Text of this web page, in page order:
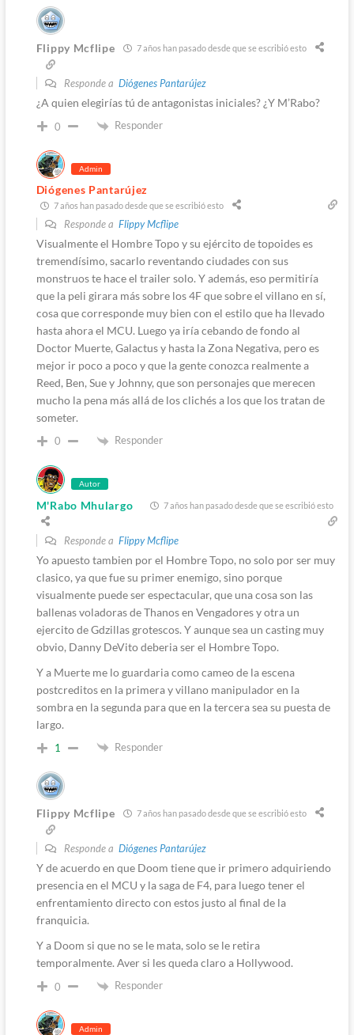
Flippy Mcflipe 7 años han pasado desde que se escribió esto
Responde a Diógenes Pantarújez
¿A quien elegirías tú de antagonistas iniciales? ¿Y M’Rabo?
0 Responder
Admin
Diógenes Pantarújez
7 años han pasado desde que se escribió esto
Responde a Flippy Mcflipe
Visualmente el Hombre Topo y su ejército de topoides es
tremendísimo, sacarlo reventando ciudades con sus
monstruos te hace el trailer solo. Y además, eso permitiría
que la peli girara más sobre los 4F que sobre el villano en sí,
cosa que corresponde muy bien con el estilo que ha llevado
hasta ahora el MCU. Luego ya iría cebando de fondo al
Doctor Muerte, Galactus y hasta la Zona Negativa, pero es
mejor ir poco a poco y que la gente conozca realmente a
Reed, Ben, Sue y Johnny, que son personajes que merecen
mucho la pena más allá de los clichés a los que los tratan de
someter.
0 Responder
Autor
M'Rabo Mhulargo 7 años han pasado desde que se escribió esto
Responde a Flippy Mcflipe
Yo apuesto tambien por el Hombre Topo, no solo por ser muy
clasico, ya que fue su primer enemigo, sino porque
visualmente puede ser espectacular, que una cosa son las
ballenas voladoras de Thanos en Vengadores y otra un
ejercito de Gdzillas grotescos. Y aunque sea un casting muy
obvio, Danny DeVito deberia ser el Hombre Topo.
Y a Muerte me lo guardaria como cameo de la escena
postcreditos en la primera y villano manipulador en la
sombra en la segunda para que en la tercera sea su puesta de
largo.
1 Responder
Flippy Mcflipe 7 años han pasado desde que se escribió esto
Responde a Diógenes Pantarújez
Y de acuerdo en que Doom tiene que ir primero adquiriendo
presencia en el MCU y la saga de F4, para luego tener el
enfrentamiento directo con estos justo al final de la
franquicia.
Y a Doom si que no se le mata, solo se le retira
temporalmente. Aver si les queda claro a Hollywood.
0 Responder
Admin